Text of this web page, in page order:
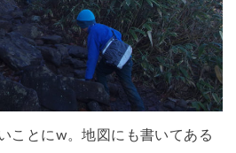
ことにw。地図にも書いてある